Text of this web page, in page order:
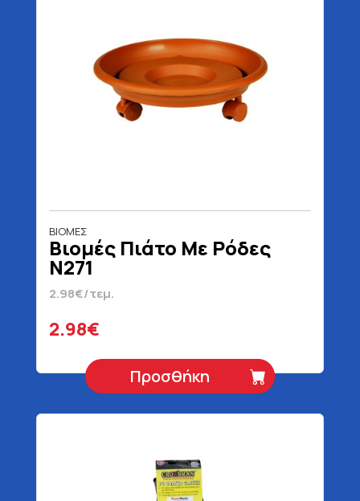
ΒΙΟΜΕΣ
Βιομές Πιάτο Με Ρόδες
Ν271
2.98€/τεμ.
2.98€
Προσθήκη